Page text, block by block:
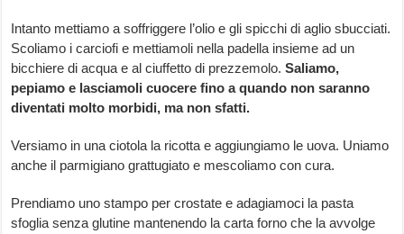
Intanto mettiamo a soffriggere l’olio e gli spicchi di aglio sbucciati.
Scoliamo i carciofi e mettiamoli nella padella insieme ad un
bicchiere di acqua e al ciuffetto di prezzemolo.Saliamo,
pepiamo e lasciamoli cuocere fino a quando non saranno
diventati molto morbidi, ma non sfatti.
Versiamo in una ciotola la ricotta e aggiungiamo le uova. Uniamo
anche il parmigiano grattugiato e mescoliamo con cura.
Prendiamo uno stampo per crostate e adagiamoci la pasta
sfoglia senza glutine mantenendo la carta forno che la avvolge